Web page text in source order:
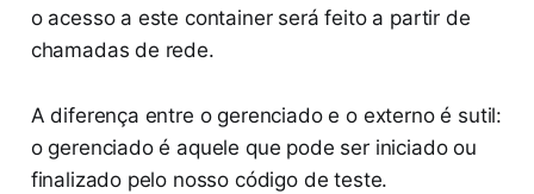
o acesso a este container será feito a partir de
chamadas de rede.
A diferença entre o gerenciado e o externo é sutil:
o gerenciado é aquele que pode ser iniciado ou
finalizado pelo nosso código de teste.